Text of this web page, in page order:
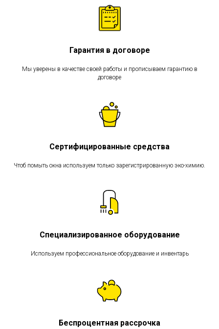
Гарантия в договоре
Мы уверены в качестве своей работы и прописываем гарантию в
договоре
Сертифицированные средства
Чтоб помыть окна используем только зарегистрированную эко-химию.
Специализированное оборудование
Используем профессиональное оборудование и инвентарь
Беспроцентная рассрочка